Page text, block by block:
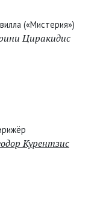
(«Мистерия»)
Циракидис
Курентзис